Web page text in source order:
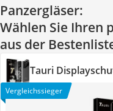
Panzergläser:
Wählen Sie Ihren
aus der
Tauri
Vergleichssieger